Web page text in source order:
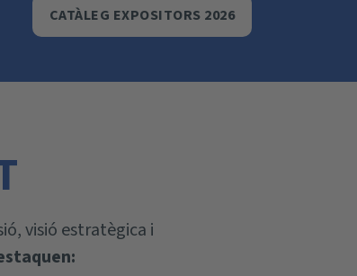
CATÀLEG EXPOSITORS 2026
visió estratègica i